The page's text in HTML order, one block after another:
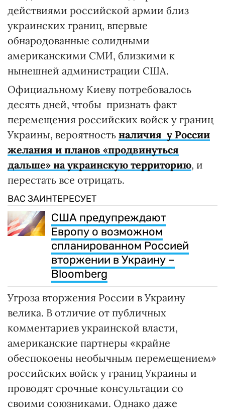
действиями российской армии близ
украинских границ, впервые
обнародованные солидными
американскими СМИ, близкими к
нынешней администрации США.
Официальному Киеву потребовалось
десять дней, чтобы признать факт
перемещения российских войск у границ
Украины, вероятность наличия у России
желания и планов «продвинуться
дальше» на украинскую территорию, и
перестать все отрицать.
ВАС ЗАИНТЕРЕСУЕТ
США предупреждают
Европу о возможном
спланированном Россией
вторжении в Украину –
Bloomberg
Угроза вторжения России в Украину
велика. В отличие от публичных
комментариев украинской власти,
американские партнеры «крайне
обеспокоены необычным перемещением»
российских войск у границ Украины и
проводят срочные консультации со
своими союзниками. Однако даже